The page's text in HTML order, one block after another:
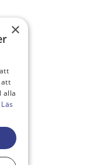
×
att
alla
Läs